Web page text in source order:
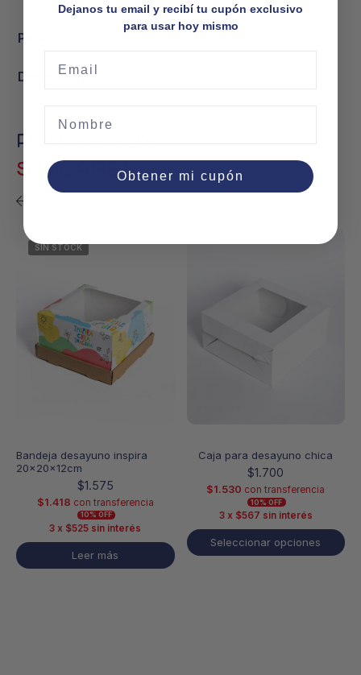
Peso
Dimensiones
PRODUCTOS
SIMILARES
SIN STOCK
Bandeja desayuno inspira
20x20x12cm
$1.575
$1.418 con transferencia
10% OFF
3 x $525 sin interés
Leer más
Caja para desayuno chica
$1.700
$1.530 con transferencia
10% OFF
3 x $567 sin interés
Seleccionar opciones
variantes.
opciones
Dejanos tu email y recibí tu cupón exclusivo
para usar hoy mismo
Obtener mi cupón